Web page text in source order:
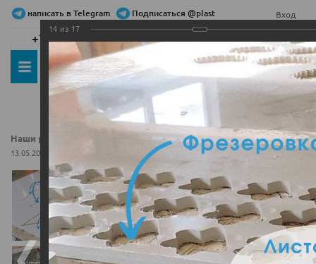
написать в Telegram Подписаться @plast Вход
+7 (495) 479-00-00 +7 (800) 555-52-54
0
Наши работы на ЧПУ станке
Наши работы на ЧПУ станке
13.05.2021
14 из 17